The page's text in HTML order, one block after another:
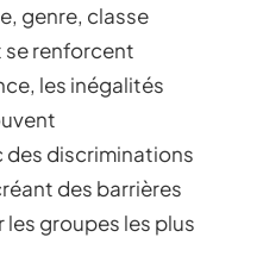
genre, classe
se renforcent
les inégalités
discriminations
des barrières
groupes les plus